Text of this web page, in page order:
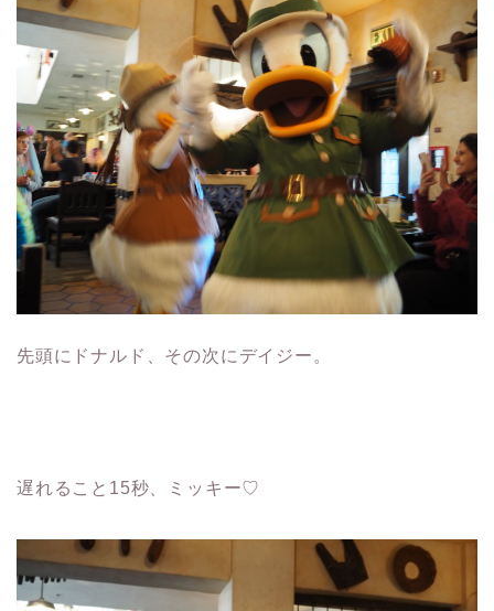
先頭にドナルド、その次にデイジー。
遅れること15秒、ミッキー♡